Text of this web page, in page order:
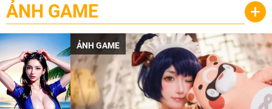
ẢNH GAME +
ẢNH GAME